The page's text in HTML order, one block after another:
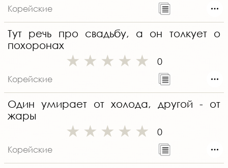
Корейские
Тут речь про свадьбу, а он толкует о
похоронах
0
Корейские
Один умирает от холода, другой - от
жары
0
Корейские